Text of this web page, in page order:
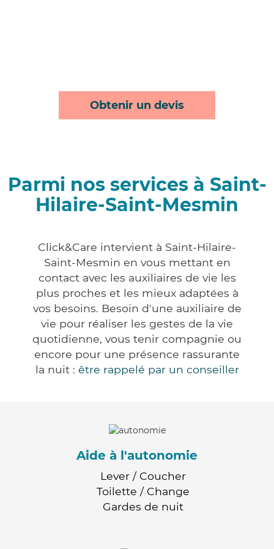
Obtenir un devis
Parmi nos services à Saint-
Hilaire-Saint-Mesmin
Click&Care intervient à Saint-Hilaire-
Saint-Mesmin en vous mettant en
contact avec les auxiliaires de vie les
plus proches et les mieux adaptées à
vos besoins. Besoin d'une auxiliaire de
vie pour réaliser les gestes de la vie
quotidienne, vous tenir compagnie ou
encore pour une présence rassurante
la nuit : être rappelé par un conseiller
Aide à l'autonomie
Lever / Coucher
Toilette / Change
Gardes de nuit